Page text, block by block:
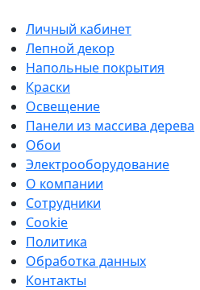
Личный кабинет
Лепной декор
Напольные покрытия
Краски
Освещение
Панели из массива дерева
Обои
Электрооборудование
О компании
Сотрудники
Cookie
Политика
Обработка данных
Контакты